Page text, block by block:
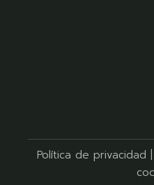
Política de privacidad |